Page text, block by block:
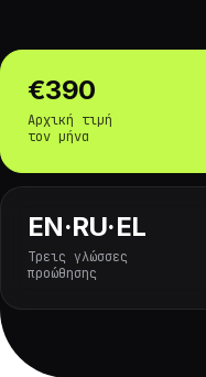
€390
Αρχική τιμή
τον μήνα
EN·RU·EL
Τρεις γλώσσες
προώθησης